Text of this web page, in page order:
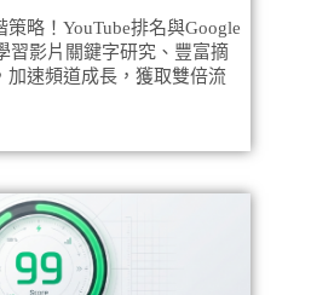
策略！YouTube排名與Google
習影片關鍵字研究、豐富摘
加速頻道成長，獲取雙倍流